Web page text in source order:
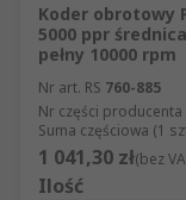
Koder obrotowy
5000 ppr
pełny 10000 rpm
Nr art. RS 760-885
Nr części producenta
Suma częściowa (1
1 041,30 zł(bez
Ilość